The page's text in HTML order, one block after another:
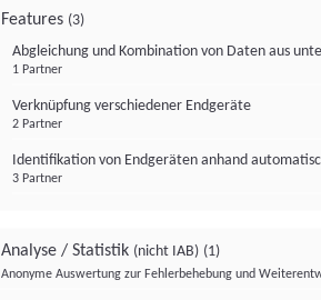
Features (3)
Abgleichung und Kombination von Daten aus
1 Partner
Verknüpfung verschiedener Endgeräte
2 Partner
Identifikation von Endgeräten anhand
3 Partner
Analyse / Statistik (nicht IAB) (1)
Anonyme Auswertung zur Fehlerbehebung und